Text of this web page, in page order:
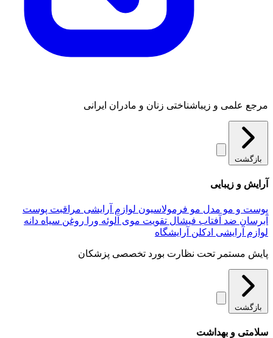
مرجع علمی و زیباشناختی زنان و مادران ایرانی
بازگشت
آرایش و زیبایی
پوست و مو مدل مو فرمولاسیون لوازم آرایشی مراقبت پوست
آبرسان ضد آفتاب فیشال تقویت موی آلوئه‌ ورا روغن سیاه دانه
لوازم آرایشی ادکلن آرایشگاه
پایش مستمر تحت نظارت بورد تخصصی پزشکان
بازگشت
سلامتی و بهداشت